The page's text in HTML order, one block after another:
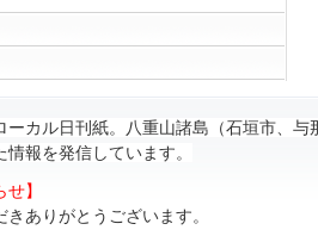
ーカル日刊紙。八重山諸島（石垣市、
報を発信しています。
】
ありがとうございます。